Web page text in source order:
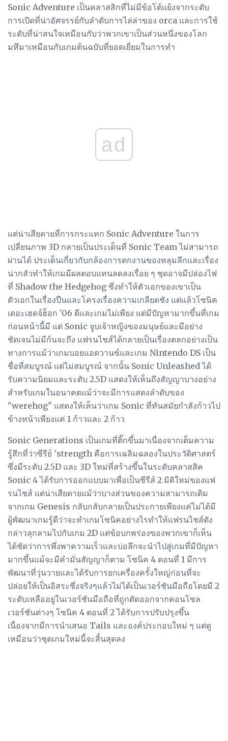
Sonic Adventure เป็นคลาสสิกที่ไม่มีข้อโต้แย้งจากระดับ
การเปิดที่น่าอัศจรรย์กับลำดับการไล่ล่าของ orca และการใช้
ระดับที่น่าสนใจเหมือนกับว่าพวกเขาเป็นส่วนหนึ่งของโลก
มหึมาเหมือนกับเกมต้นฉบับที่ยอดเยี่ยมในการทำ
ad
แต่น่าเสียดายที่การกระแทก Sonic Adventure ในการ
เปลี่ยนภาพ 3D กลายเป็นประเด็นที่ Sonic Team ไม่สามารถ
ผ่านได้ ประเด็นเกี่ยวกับกล้องการตกงานของหลุมลึกและเรื่อง
น่ากลัวทำให้เกมมีผลตอบแทนลดลงเรื่อย ๆ ชุดอาจมีปล่องไฟ
ที่ Shadow the Hedgehog ซึ่งทำให้ตัวเอกของเขาเป็น
ตัวเอกในเรื่องปืนและโครงเรื่องความเกลียดชัง แต่แล้วโซนิค
เดอะเฮดจ์ฮ็อก '06 ตีและเกมไม่เพียง แต่มีปัญหามากขึ้นที่เกม
ก่อนหน้านี้มี แต่ Sonic จูบเจ้าหญิงของมนุษย์และมีอย่าง
ชัดเจนไม่มีก้นจะถึง แฟรนไชส์ได้กลายเป็นเรื่องตลกอย่างเป็น
ทางการแม้ว่าเกมบอยแอดวานซ์และเกม Nintendo DS เป็น
ชื่อที่สมบูรณ์ แต่ไม่สมบูรณ์ จากนั้น Sonic Unleashed ได้
รับความนิยมและระดับ 2.5D แสดงให้เห็นถึงสัญญาบางอย่าง
สำหรับเกมในอนาคตแม้ว่าจะมีการแสดงลำดับของ
"werehog" แสดงให้เห็นว่าเกม Sonic ที่ทันสมัยกำลังก้าวไป
ข้างหน้าเพียงแค่ 1 ก้าวและ 2 ก้าว
Sonic Generations เป็นเกมที่ติ๊กขึ้นมาเนื่องจากเต็มความ
รู้สึกที่ว่าซีรีย์ 'strength คือการเฉลิมฉลองในประวัติศาสตร์
ซึ่งมีระดับ 2.5D และ 3D ใหม่ที่สร้างขึ้นในระดับคลาสสิค
Sonic 4 ได้รับการออกแบบมาเพื่อเป็นซีรีส์ 2 มิติใหม่ของแฟ
รนไชส์ ​​แต่น่าเสียดายแม้ว่าบางส่วนของความสามารถเดิม
จากเกม Genesis กลับกลับกลายเป็นประกายเพียงแค่ไม่ได้มี
ผู้พัฒนาเกมรู้ดีว่าจะทำเกมโซนิคอย่างไรทำให้แฟรนไชส์ดัง
กล่าวลุกลามไปกับเกม 2D แต่ข้อบกพร่องของพวกเขาก็เห็น
ได้ชัดว่าการพึ่งพาความเร็วและบ่อลึกจะนำไปสู่เกมที่มีปัญหา
มากขึ้นแม้จะมีคำมั่นสัญญาก็ตาม โซนิค 4 ตอนที่ 1 มีการ
พัฒนาที่วุ่นวายและได้รับการยกเครื่องครั้งใหญ่ก่อนที่จะ
ปล่อยให้เป็นอิสระซึ่งจริงๆแล้วไม่ได้เป็นเวอร์ชันมือถือโดยมี 2
ระดับเหลืออยู่ในเวอร์ชันมือถือที่ถูกตัดออกจากคอนโซล
เวอร์ชันต่างๆ โซนิค 4 ตอนที่ 2 ได้รับการปรับปรุงขึ้น
เนื่องจากมีการนำเสนอ Tails และองค์ประกอบใหม่ ๆ แต่ดู
เหมือนว่าชุดเกมใหม่นี้จะสิ้นสุดลง